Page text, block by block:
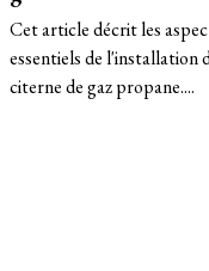
Cet article décrit les
essentiels de l'installation
citerne de gaz propane....